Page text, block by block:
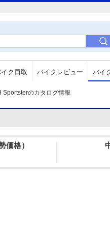
ク買取 バイクレビュー バイ
Sportsterのカタログ情報
価格）